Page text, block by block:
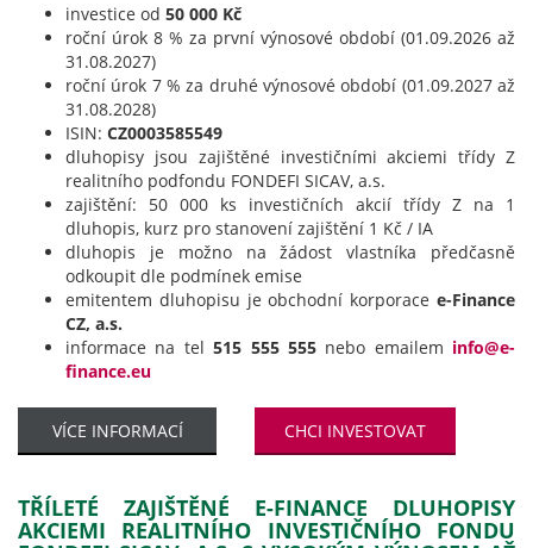
investice od 50 000 Kč
roční úrok 8 % za první výnosové období (01.09.2026 až
31.08.2027)
roční úrok 7 % za druhé výnosové období (01.09.2027 až
31.08.2028)
ISIN: CZ0003585549
dluhopisy jsou zajištěné investičními akciemi třídy Z
realitního podfondu FONDEFI SICAV, a.s.
zajištění: 50 000 ks investičních akcií třídy Z na 1
dluhopis, kurz pro stanovení zajištění 1 Kč / IA
dluhopis je možno na žádost vlastníka předčasně
odkoupit dle podmínek emise
emitentem dluhopisu je obchodní korporace e-Finance
CZ, a.s.
informace na tel515 555 555nebo emailem info@e-
finance.eu
VÍCE INFORMACÍ CHCI INVESTOVAT
TŘÍLETÉ ZAJIŠTĚNÉ E-FINANCE DLUHOPISY
AKCIEMI REALITNÍHO INVESTIČNÍHO FONDU